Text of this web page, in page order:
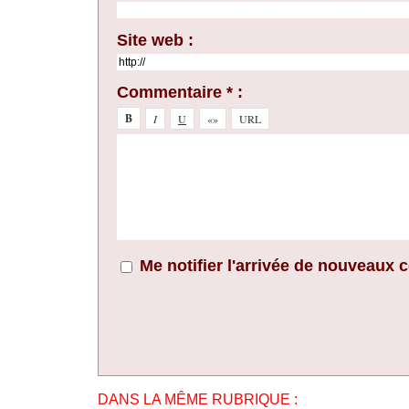
Site web :
Commentaire * :
Me notifier l'arrivée de nouveaux
DANS LA MÊME RUBRIQUE :